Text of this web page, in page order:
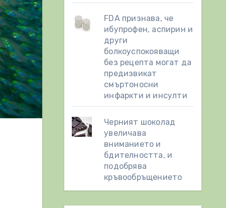
FDA признава, че
ибупрофен, аспирин и
други
болкоуспокояващи
без рецепта могат да
предизвикат
смъртоносни
инфаркти и инсулти
Черният шоколад
увеличава
вниманието и
бдителността, и
подобрява
кръвообръщението